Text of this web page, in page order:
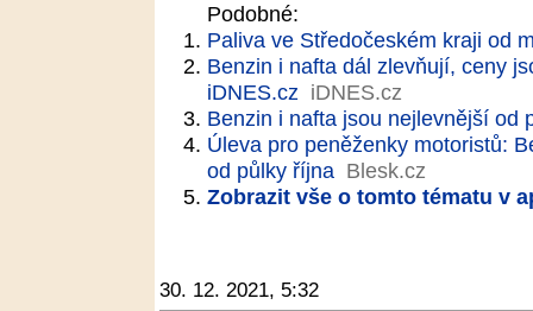
Podobné:
Paliva ve Středočeském kraji od
Benzin i nafta dál zlevňují, ceny
iDNES.cz iDNES.cz
Benzin i nafta jsou nejlevnější od
Úleva pro peněženky motoristů:
od půlky října Blesk.cz
Zobrazit vše o tomto tématu v
30. 12. 2021, 5:32